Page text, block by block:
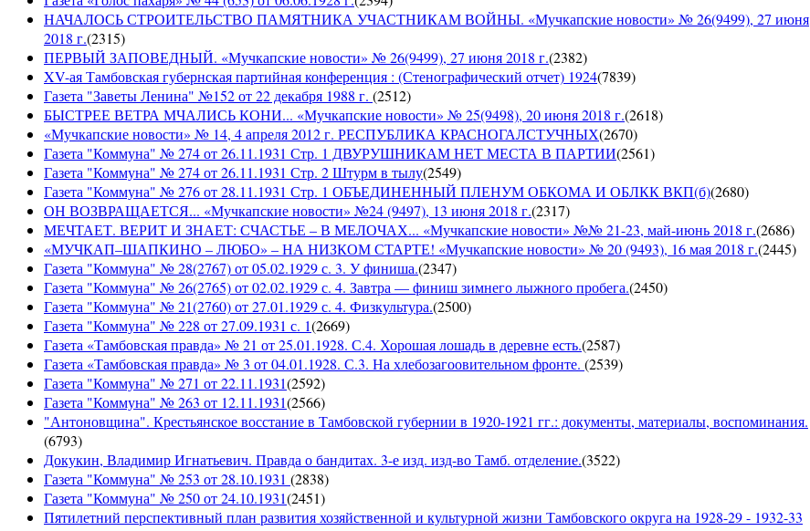
НАЧАЛОСЬ СТРОИТЕЛЬСТВО ПАМЯТНИКА УЧАСТНИКАМ ВОЙНЫ. «Мучкапские новости» № 26(9499), 27 июня
2018 г.(2315)
ПЕРВЫЙ ЗАПОВЕДНЫЙ. «Мучкапские новости» № 26(9499), 27 июня 2018 г.(2382)
XV-ая Тамбовская губернская партийная конференция : (Стенографический отчет) 1924(7839)
Газета "Заветы Ленина" №152 от 22 декабря 1988 г. (2512)
БЫСТРЕЕ ВЕТРА МЧАЛИСЬ КОНИ... «Мучкапские новости» № 25(9498), 20 июня 2018 г.(2618)
«Мучкапские новости» № 14, 4 апреля 2012 г. РЕСПУБЛИКА КРАСНОГАЛСТУЧНЫХ(2670)
Газета "Коммуна" № 274 от 26.11.1931 Стр. 1 ДВУРУШНИКАМ НЕТ МЕСТА В ПАРТИИ(2561)
Газета "Коммуна" № 274 от 26.11.1931 Стр. 2 Штурм в тылу(2549)
Газета "Коммуна" № 276 от 28.11.1931 Стр. 1 ОБЪЕДИНЕННЫЙ ПЛЕНУМ ОБКОМА И ОБЛКК ВКП(б)(2680)
ОН ВОЗВРАЩАЕТСЯ... «Мучкапские новости» №24 (9497), 13 июня 2018 г.(2317)
МЕЧТАЕТ. ВЕРИТ И ЗНАЕТ: СЧАСТЬЕ – В МЕЛОЧАХ... «Мучкапские новости» №№ 21-23, май-июнь 2018 г.(2686)
«МУЧКАП–ШАПКИНО – ЛЮБО» – НА НИЗКОМ СТАРТЕ! «Мучкапские новости» № 20 (9493), 16 мая 2018 г.(2445)
Газета "Коммуна" № 28(2767) от 05.02.1929 с. 3. У финиша.(2347)
Газета "Коммуна" № 26(2765) от 02.02.1929 с. 4. Завтра — финиш зимнего лыжного пробега.(2450)
Газета "Коммуна" № 21(2760) от 27.01.1929 с. 4. Физкультура.(2500)
Газета "Коммуна" № 228 от 27.09.1931 с. 1(2669)
Газета «Тамбовская правда» № 21 от 25.01.1928. С.4. Хорошая лошадь в деревне есть.(2587)
Газета «Тамбовская правда» № 3 от 04.01.1928. С.3. На хлебозагоовительном фронте. (2539)
Газета "Коммуна" № 271 от 22.11.1931(2592)
Газета "Коммуна" № 263 от 12.11.1931(2566)
"Антоновщина". Крестьянское восстание в Тамбовской губернии в 1920-1921 гг.: документы, материалы, воспоминания.
(6793)
Докукин, Владимир Игнатьевич. Правда о бандитах. 3-е изд. изд-во Тамб. отделение.(3522)
Газета "Коммуна" № 253 от 28.10.1931 (2838)
Газета "Коммуна" № 250 от 24.10.1931(2451)
Пятилетний перспективный план развития хозяйственной и культурной жизни Тамбовского округа на 1928-29 - 1932-33